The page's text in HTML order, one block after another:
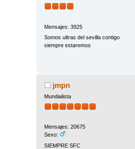
Mensajes: 3925
Somos ultras del sevilla contigo
siempre estaremos
jmpn
Mundialista
Mensajes: 20675
Sexo:
SIEMPRE SFC